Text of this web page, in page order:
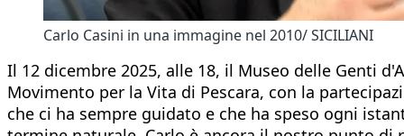
Carlo Casini in una immagine nel 2010/ SICILIANI
Il 12 dicembre 2025, alle 18, il Museo delle Genti
Movimento per la Vita di Pescara, con la
che ci ha sempre guidato e che ha speso ogni